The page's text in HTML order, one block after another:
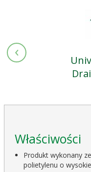
‹
Właściwości
Produkt wykonany
polietylenu o